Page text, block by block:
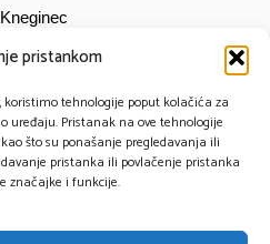
pristankom
tehnologije poput kolačića za
Pristanak na ove tehnologije
što su ponašanje pregledavanja ili
pristanka ili povlačenje pristanka
značajke i funkcije.
12